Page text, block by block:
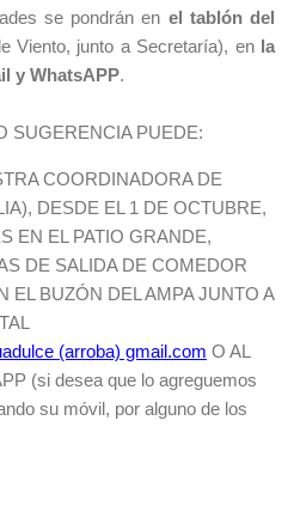
se pondrán en el tablón del
Viento, junto a Secretaría), en la
y WhatsAPP.
SUGERENCIA PUEDE:
COORDINADORA DE
DESDE EL 1 DE OCTUBRE,
EN EL PATIO GRANDE,
DE SALIDA DE COMEDOR
EL BUZÓN DEL AMPA JUNTO A
(arroba) gmail.com O AL
(si desea que lo agreguemos
su móvil, por alguno de los